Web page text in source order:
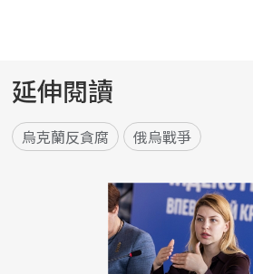
延伸閱讀
烏克蘭反貪腐 俄烏戰爭